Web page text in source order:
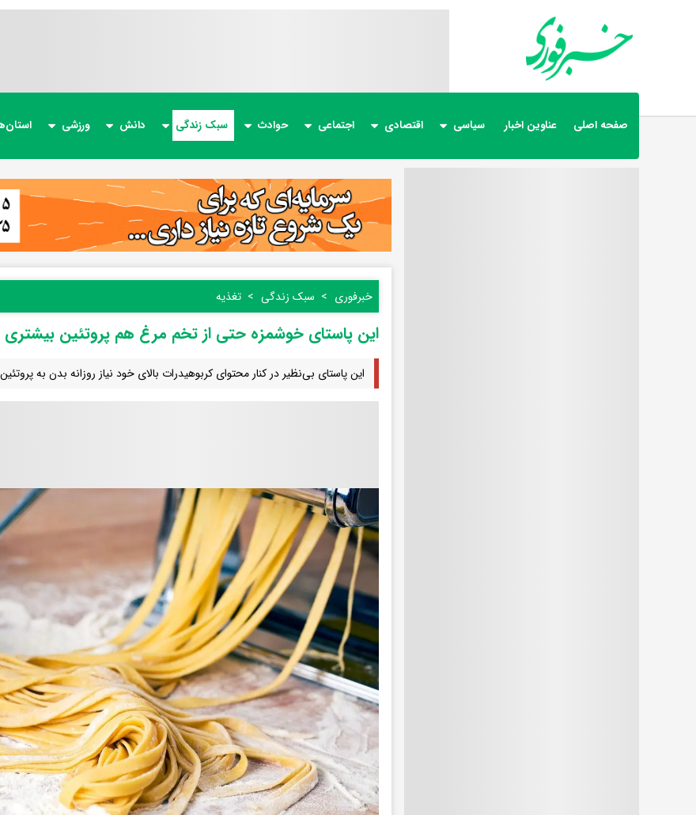
صفحه اصلی عناوین اخبار سیاسی اقتصادی اجتماعی حوادث سبک زندگی دانش ورزشی
خبرفوری سبک زندگی تغذیه
این پاستای خوشمزه حتی از تخم مرغ هم پروتئین بیشتری
این پاستای بی‌نظیر در کنار محتوای کربوهیدرات بالای خود نیاز روزانه بدن به